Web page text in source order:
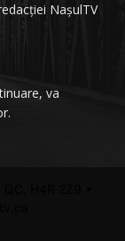
NașulTV
va